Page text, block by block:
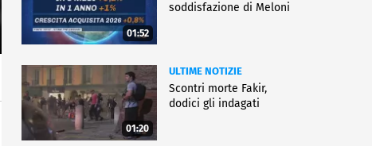
01:52
soddisfazione di Meloni
01:20
ULTIME NOTIZIE
Scontri morte Fakir,
dodici gli indagati